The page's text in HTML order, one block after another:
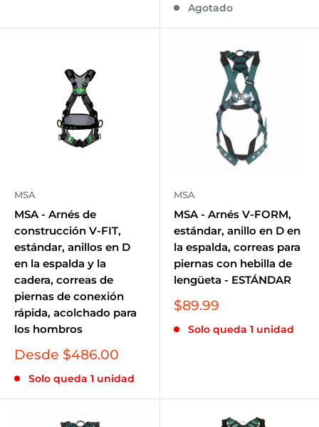
venta
Agotado
MSA
MSA - Arnés de
construcción V-FIT,
estándar, anillos en D
en la espalda y la
cadera, correas de
piernas de conexión
rápida, acolchado para
los hombros
Precio
venta
Desde $486.00
Solo queda 1 unidad
MSA
MSA - Arnés V-FORM,
estándar, anillo en D en
la espalda, correas para
piernas con hebilla de
lengüeta - ESTÁNDAR
Precio
venta
$89.99
Solo queda 1 unidad